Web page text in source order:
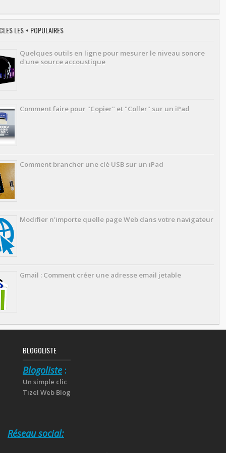
LES + POPULAIRES
Quelques outils en ligne pour mesurer le niveau sonore
d'une source accoustique
Comment faire pour "Copier" et "Coller" sur un iPad
Comment brancher une clé USB sur un iPad
Modifier n'importe quelle page Web dans votre navigateur
Gmail : Comment créer une adresse email jetable
BLOGOLISTE
Blogoliste :
Un simple clic
Tizel Web Blog
Réseau social: